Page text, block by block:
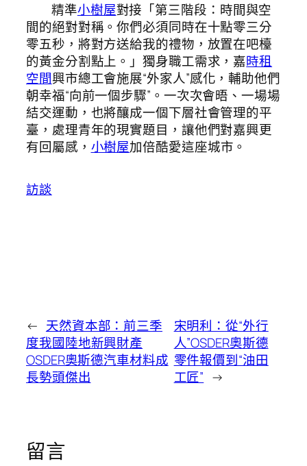
精準小樹屋對接「第三階段：時間與空
間的絕對對稱。你們必須同時在十點零三分
零五秒，將對方送給我的禮物，放置在吧檯
的黃金分割點上。」獨身職工需求，嘉時租
空間興市總工會施展“外家人”感化，輔助他們
朝幸福“向前一個步驟”。一次次會晤、一場場
結交運動，也將釀成一個下層社會管理的平
臺，處理青年的現實題目，讓他們對嘉興更
有回屬感， 小樹屋加倍酷愛這座城市。
訪談
← 天然資本部：前三季
度我國陸地新興財產
OSDER奧斯德汽車材料成
長勢頭傑出
宋明利：從“外行
人”OSDER奧斯德
零件報價到“油田
工匠” →
留言